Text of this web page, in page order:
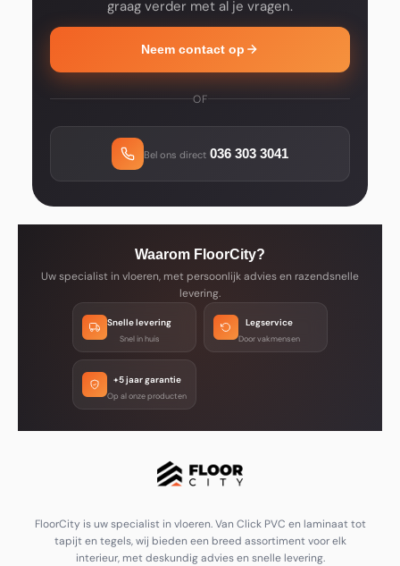
graag verder met al je vragen.
Neem contact op
OF
Bel ons direct 036 303 3041
Waarom FloorCity?
Uw specialist in vloeren, met persoonlijk advies en razendsnelle
levering.
Snelle levering
Snel in huis
Legservice
Door vakmensen
+5 jaar garantie
Op al onze producten
FloorCity is uw specialist in vloeren. Van Click PVC en laminaat tot
tapijt en tegels, wij bieden een breed assortiment voor elk
interieur, met deskundig advies en snelle levering.